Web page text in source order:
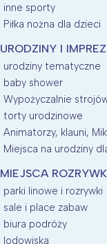
inne sporty
Piłka nożna dla dzieci
URODZINY I
urodziny tematyczne
baby shower
Wypożyczalnie
torty urodzinowe
Animatorzy, klauni,
Miejsca na urodziny
MIEJSCA
parki linowe i rozrywki
sale i place zabaw
biura podróży
lodowiska